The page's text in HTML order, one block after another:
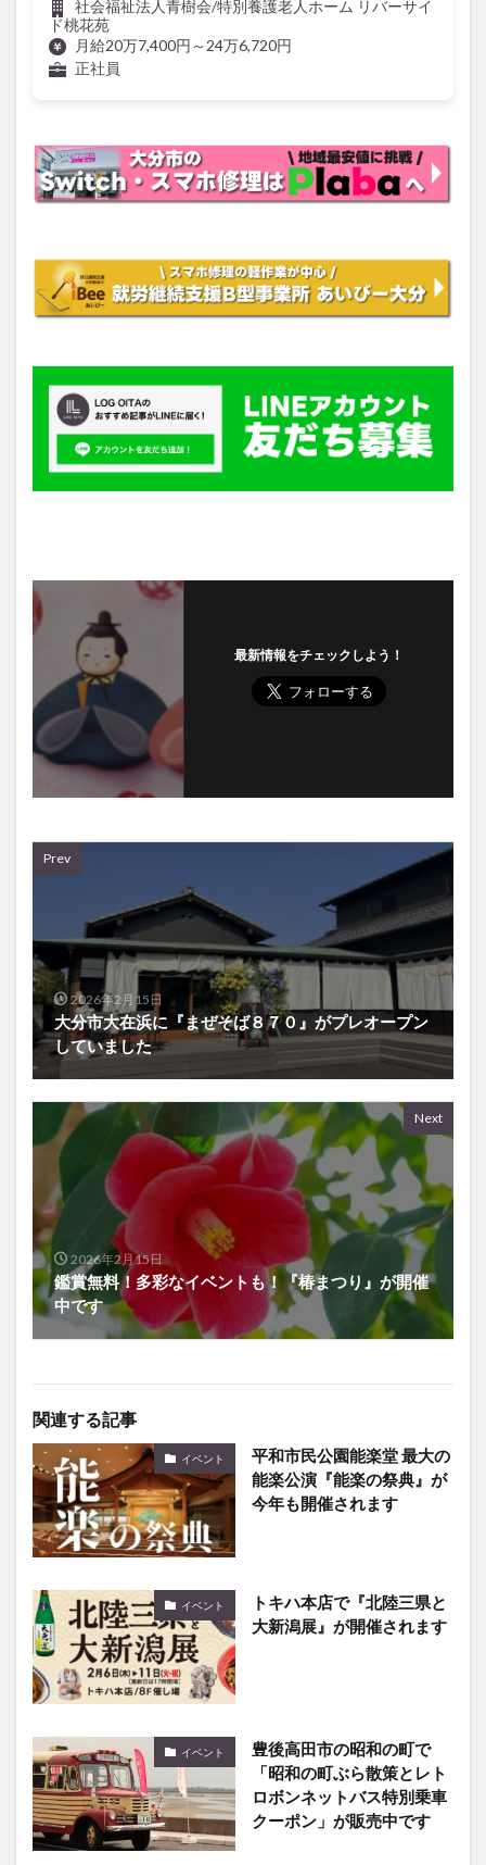
ド桃花苑
月給20万7,400円～24万6,720円
正社員
最新情報をチェックしよう！
Prev
2026年2月15日
大分市大在浜に『まぜそば８７０』がプレオープン
していました
Next
2026年2月15日
鑑賞無料！多彩なイベントも！『椿まつり』が開催
中です
関連する記事
イベント
平和市民公園能楽堂 最大の
能楽公演『能楽の祭典』が
今年も開催されます
イベント
トキハ本店で『北陸三県と
大新潟展』が開催されます
イベント
豊後高田市の昭和の町で
「昭和の町ぶら散策とレト
ロボンネットバス特別乗車
クーポン」が販売中です